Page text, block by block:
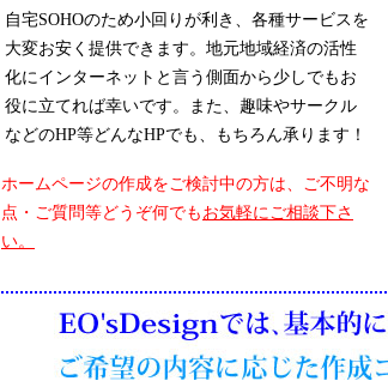
自宅SOHOのため小回りが利き、各種サービスを
大変お安く提供できます。地元地域経済の活性
化にインターネットと言う側面から少しでもお
役に立てれば幸いです。また、趣味やサークル
などのHP等どんなHPでも、もちろん承ります！
ホームページの作成をご検討中の方は、ご不明な
点・ご質問等どうぞ何でもお気軽にご相談下さ
い。